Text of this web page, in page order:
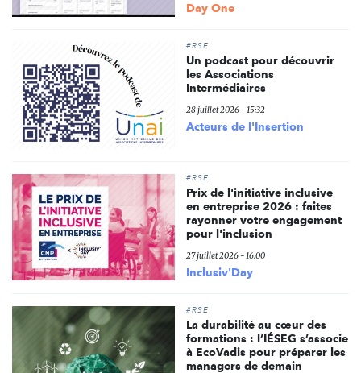
Day One
#RSE
Un podcast pour découvrir
les Associations
Intermédiaires
28 juillet 2026 - 15:32
Acteurs de l'Insertion
#RSE
Prix de l'initiative inclusive
en entreprise 2026 : faites
rayonner votre engagement
pour l'inclusion
27 juillet 2026 - 16:00
Inclusiv'Day
#RSE
La durabilité au cœur des
formations : l’IÉSEG s’associe
à EcoVadis pour préparer les
managers de demain